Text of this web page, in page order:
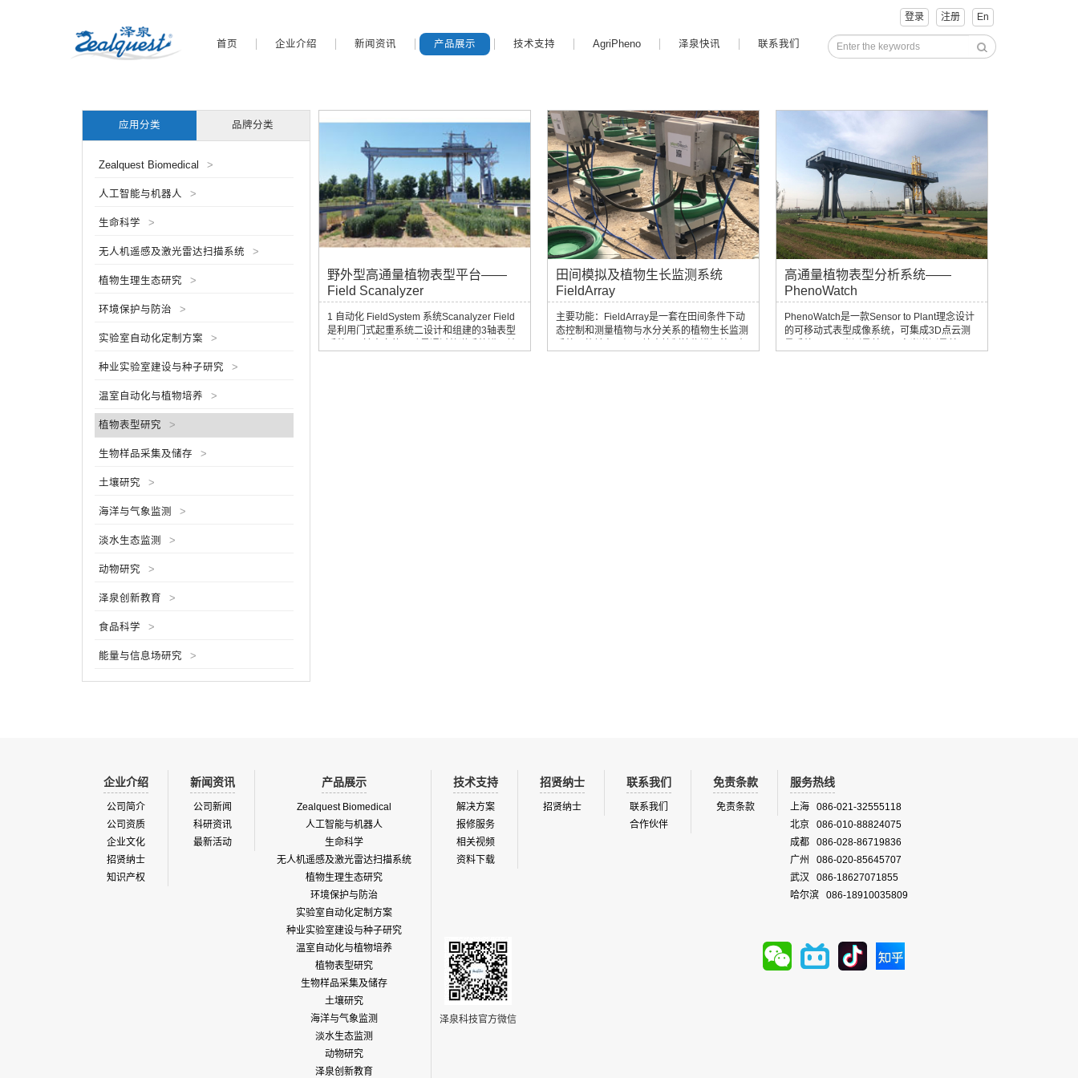
登录 注册 En
首页 企业介绍 新闻资讯 产品展示 技术支持 AgriPheno 泽泉快讯 联系我们
应用分类 品牌分类
Zealquest Biomedical >
人工智能与机器人 >
生命科学 >
无人机遥感及激光雷达扫描系统 >
植物生理生态研究 >
环境保护与防治 >
实验室自动化定制方案 >
种业实验室建设与种子研究 >
温室自动化与植物培养 >
植物表型研究 >
生物样品采集及储存 >
土壤研究 >
海洋与气象监测 >
淡水生态监测 >
动物研究 >
泽泉创新教育 >
食品科学 >
能量与信息场研究 >
野外型高通量植物表型平台——
Field Scanalyzer
1 自动化 FieldSystem 系统Scanalyzer Field
是利用门式起重系统二设计和组建的3轴表型
田间模拟及植物生长监测系统
FieldArray
主要功能：FieldArray是一套在田间条件下动
态控制和测量植物与水分关系的植物生长监测
高通量植物表型分析系统——
PhenoWatch
PhenoWatch是一款Sensor to Plant理念设计
的可移动式表型成像系统，可集成3D点云测
企业介绍
公司简介
公司资质
企业文化
招贤纳士
知识产权
新闻资讯
公司新闻
科研资讯
最新活动
产品展示
Zealquest Biomedical
人工智能与机器人
生命科学
无人机遥感及激光雷达扫描系统
植物生理生态研究
环境保护与防治
实验室自动化定制方案
种业实验室建设与种子研究
温室自动化与植物培养
植物表型研究
生物样品采集及储存
土壤研究
海洋与气象监测
淡水生态监测
动物研究
泽泉创新教育
技术支持
解决方案
报修服务
相关视频
资料下载
招贤纳士
招贤纳士
联系我们
联系我们
合作伙伴
免责条款
免责条款
服务热线
上海 086-021-32555118
北京 086-010-88824075
成都 086-028-86719836
广州 086-020-85645707
武汉 086-18627071855
哈尔滨 086-18910035809
泽泉科技官方微信